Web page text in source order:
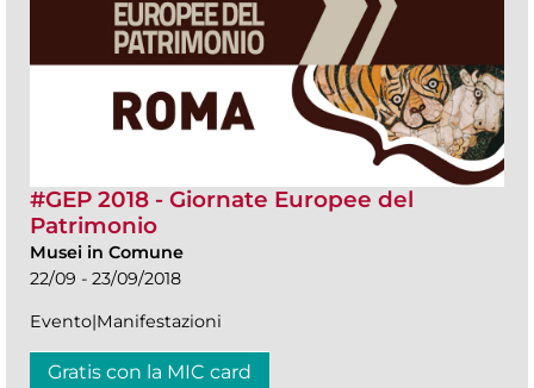
#GEP 2018 - Giornate Europee del
Patrimonio
Musei in Comune
22/09 - 23/09/2018
Evento|Manifestazioni
Gratis con la MIC card